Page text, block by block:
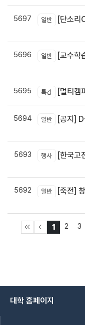
5697 일반 [단소리CS센터]
5696 일반 [교수학습개
5695 특강 [멀티캠
5694 일반 [공지] D-
5693 행사 [한국고
5692 일반 [죽전] 창
1 2 3
대학 홈페이지